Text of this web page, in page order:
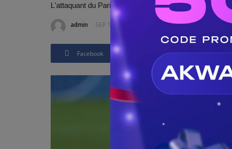
L'attaquant du Paris Saint-Germain est sorti sur
admin SEP 16, 2021 - 15:59 Mis à jour: SEP 16, 2021 -
Facebook Twitter